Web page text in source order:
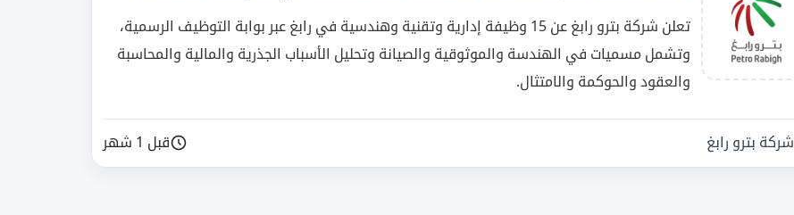
تعلن شركة بترو رابغ عن 15 وظيفة إدارية وتقنية وهندسية في رابغ عبر بوابة التوظيف الرسمية،
وتشمل مسميات في الهندسة والموثوقية والصيانة وتحليل الأسباب الجذرية والمالية والمحاسبة
والعقود والحوكمة والامتثال.
شركة بترو رابغ قبل 1 شهر